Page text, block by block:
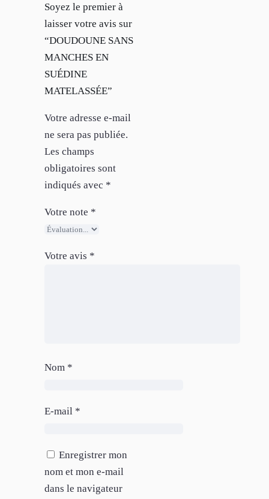
Soyez le premier à
laisser votre avis sur
“DOUDOUNE SANS
MANCHES EN
SUÉDINE
MATELASSÉE”
Votre adresse e-mail
ne sera pas publiée.
Les champs
obligatoires sont
indiqués avec *
Votre note *
Votre avis *
Nom *
E-mail *
Enregistrer mon
nom et mon e-mail
dans le navigateur